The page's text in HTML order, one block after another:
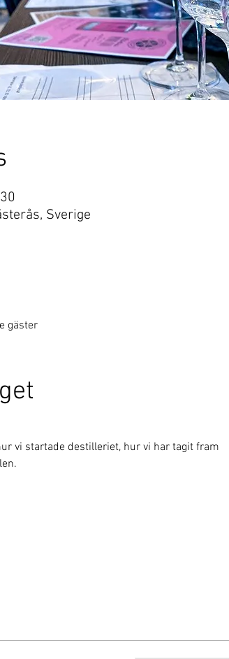
Sverige
gäster
vi startade destilleriet, hur vi har tagit fram